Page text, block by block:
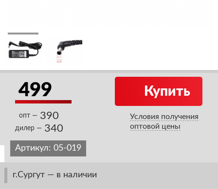
499
опт — 390
дилер — 340
Купить
Условия получения
оптовой цены
Артикул: 05-019
г.Сургут — в наличии